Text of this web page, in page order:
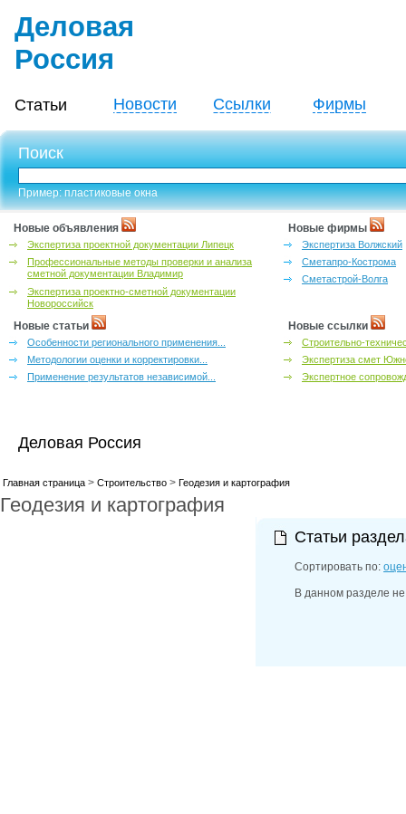
Деловая
Россия
Статьи Новости Ссылки Фирмы
Поиск
Пример: пластиковые окна
Новые объявления
Экспертиза проектной документации Липецк
Профессиональные методы проверки и анализа
сметной документации Владимир
Экспертиза проектно-сметной документации
Новороссийск
Новые фирмы
Экспертиза Волжский
Сметапро-Кострома
Сметастрой-Волга
Новые статьи
Особенности регионального применения...
Методологии оценки и корректировки...
Применение результатов независимой...
Новые ссылки
Строительно-
Экспертиза смет
Экспертное
Деловая Россия
Главная страница > Строительство > Геодезия и картография
Геодезия и картография
Статьи
Сортировать по:
В данном разделе